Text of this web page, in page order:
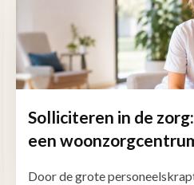
Solliciteren in de
een
Door de grote